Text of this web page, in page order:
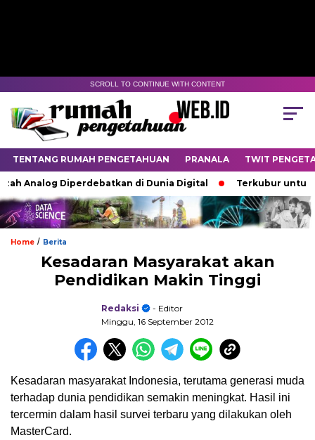
SCROLL TO CONTINUE WITH CONTENT
TENTANG RUMAH PENGETAHUAN PRANALA TWIT
Analog Diperdebatkan di Dunia Digital Terkubur untuk
Home / Berita
Kesadaran Masyarakat akan
Pendidikan Makin Tinggi
Redaksi
- Editor
Minggu, 16 September 2012
Kesadaran masyarakat Indonesia, terutama generasi muda
terhadap dunia pendidikan semakin meningkat. Hasil ini
tercermin dalam hasil survei terbaru yang dilakukan oleh
MasterCard.